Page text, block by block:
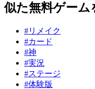
似た無料ゲーム
#リメイク
#カード
#神
#実況
#ステージ
#体験版